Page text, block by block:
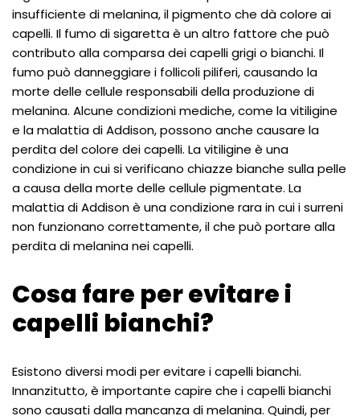
insufficiente di melanina, il pigmento che dà colore ai
capelli. Il fumo di sigaretta è un altro fattore che può
contributo alla comparsa dei capelli grigi o bianchi. Il
fumo può danneggiare i follicoli piliferi, causando la
morte delle cellule responsabili della produzione di
melanina. Alcune condizioni mediche, come la vitiligine
e la malattia di Addison, possono anche causare la
perdita del colore dei capelli. La vitiligine è una
condizione in cui si verificano chiazze bianche sulla pelle
a causa della morte delle cellule pigmentate. La
malattia di Addison è una condizione rara in cui i surreni
non funzionano correttamente, il che può portare alla
perdita di melanina nei capelli.
Cosa fare per evitare i
capelli bianchi?
Esistono diversi modi per evitare i capelli bianchi.
Innanzitutto, è importante capire che i capelli bianchi
sono causati dalla mancanza di melanina. Quindi, per